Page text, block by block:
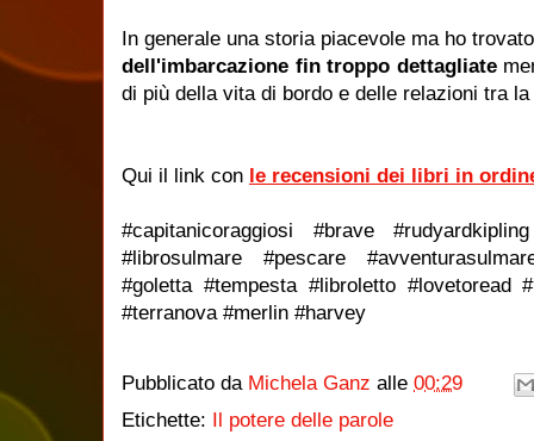
In generale una storia piacevole ma ho
dell'imbarcazione fin troppo dettagliate
di più della vita di bordo e delle relazioni tra
Qui il link con le recensioni dei libri in
#capitanicoraggiosi #brave
#librosulmare #pescare
#goletta #tempesta #libroletto #lovetoread
#terranova #merlin #harvey
Pubblicato da Michela Ganz alle 00:29
Etichette: Il potere delle parole